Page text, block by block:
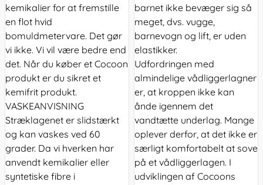
kemikalier for at fremstille
en flot hvid
bomuldmetervare. Det gør
vi ikke. Vi vil være bedre end
det. Når du køber et Cocoon
produkt er du sikret et
kemifrit produkt.
VASKEANVISNING
Stræklagenet er slidstærkt
og kan vaskes ved 60
grader. Da vi hverken har
anvendt kemikalier eller
syntetiske fibre i
barnet ikke bevæger sig så
meget, dvs. vugge,
barnevogn og lift, er uden
elastikker.
Udfordringen med
almindelige vådliggerlagner
er, at kroppen ikke kan
ånde igennem det
vandtætte underlag. Mange
oplever derfor, at det ikke er
særligt komfortabelt at sove
på et vådliggerlagen. I
udviklingen af Cocoons